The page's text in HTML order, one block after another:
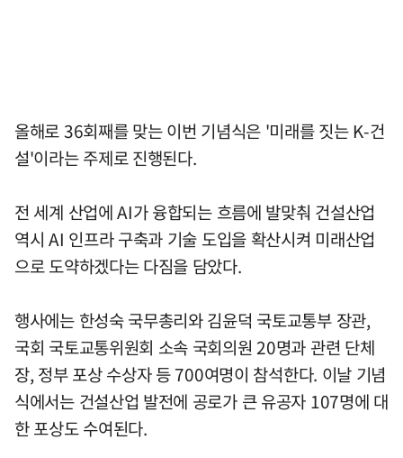
올해로 36회째를 맞는 이번 기념식은 '미래를 짓는 K-건
설'이라는 주제로 진행된다.
전 세계 산업에 AI가 융합되는 흐름에 발맞춰 건설산업
역시 AI 인프라 구축과 기술 도입을 확산시켜 미래산업
으로 도약하겠다는 다짐을 담았다.
행사에는 한성숙 국무총리와 김윤덕 국토교통부 장관,
국회 국토교통위원회 소속 국회의원 20명과 관련 단체
장, 정부 포상 수상자 등 700여명이 참석한다. 이날 기념
식에서는 건설산업 발전에 공로가 큰 유공자 107명에 대
한 포상도 수여된다.